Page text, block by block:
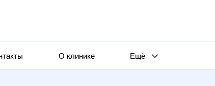
О клинике Ещё